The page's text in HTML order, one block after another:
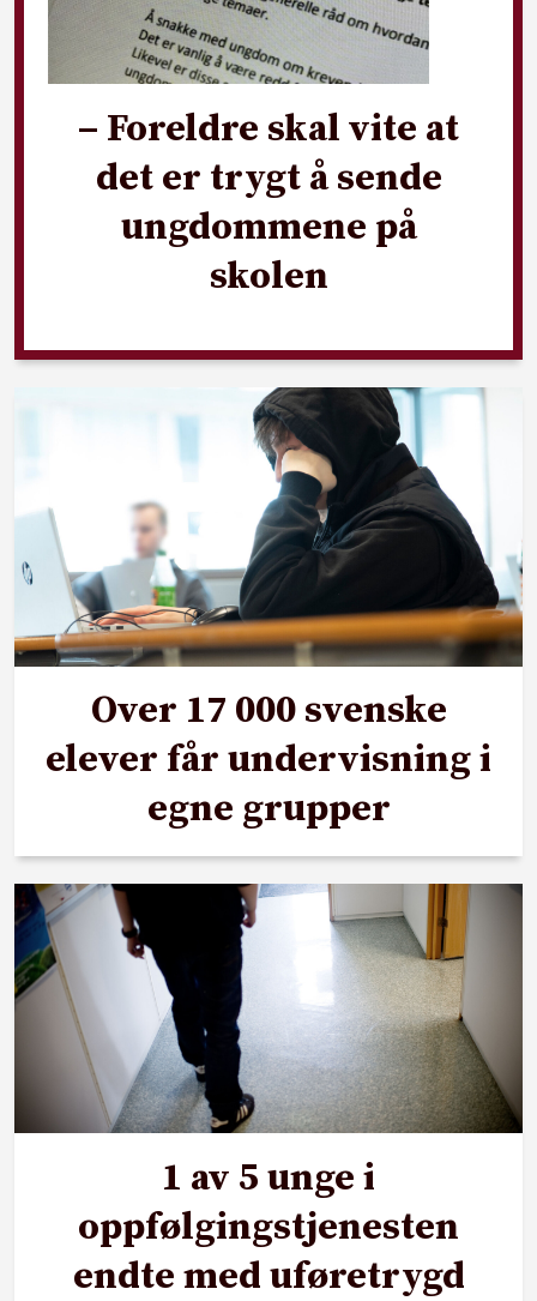
– Foreldre skal vite at
det er trygt å sende
ungdommene på
skolen
Over 17 000 svenske
elever får undervisning i
egne grupper
1 av 5 unge i
oppfølgingstjenesten
endte med uføretrygd